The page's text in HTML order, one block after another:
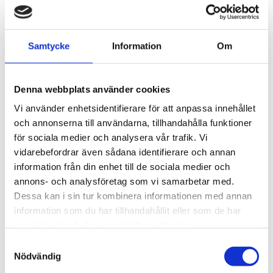
Samtycke Information Om
Denna webbplats använder cookies
Vi använder enhetsidentifierare för att anpassa innehållet
och annonserna till användarna, tillhandahålla funktioner
för sociala medier och analysera vår trafik. Vi
vidarebefordrar även sådana identifierare och annan
information från din enhet till de sociala medier och
annons- och analysföretag som vi samarbetar med.
Dessa kan i sin tur kombinera informationen med annan
information som du har tillhandahållit eller som de har
Nödvändig
Hur packar man säkert i en bakbox för att undvika
skador?